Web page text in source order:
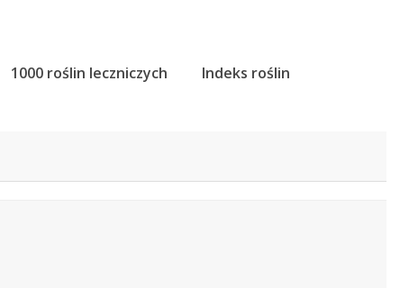
1000 roślin leczniczych Indeks roślin